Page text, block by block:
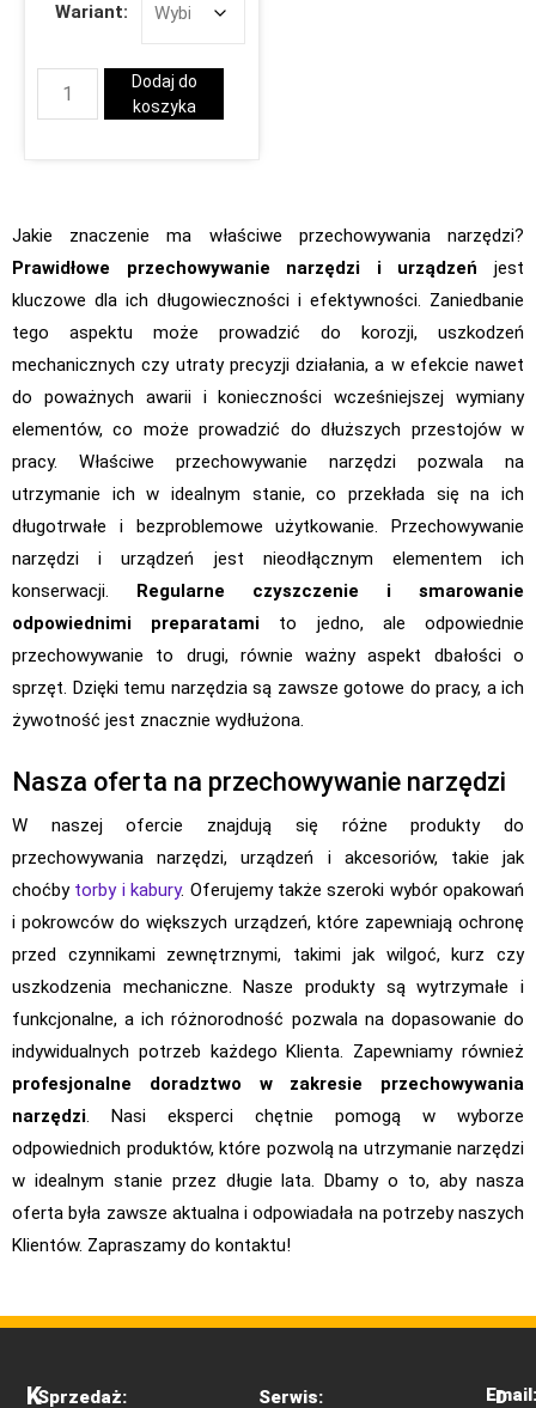
Wariant:
Dodaj do
koszyka
Jakie znaczenie ma właściwe przechowywania narzędzi?
Prawidłowe przechowywanie narzędzi i urządzeń jest
kluczowe dla ich długowieczności i efektywności. Zaniedbanie
tego aspektu może prowadzić do korozji, uszkodzeń
mechanicznych czy utraty precyzji działania, a w efekcie nawet
do poważnych awarii i konieczności wcześniejszej wymiany
elementów, co może prowadzić do dłuższych przestojów w
pracy. Właściwe przechowywanie narzędzi pozwala na
utrzymanie ich w idealnym stanie, co przekłada się na ich
długotrwałe i bezproblemowe użytkowanie. Przechowywanie
narzędzi i urządzeń jest nieodłącznym elementem ich
konserwacji. Regularne czyszczenie i smarowanie
odpowiednimi preparatami to jedno, ale odpowiednie
przechowywanie to drugi, równie ważny aspekt dbałości o
sprzęt. Dzięki temu narzędzia są zawsze gotowe do pracy, a ich
żywotność jest znacznie wydłużona.
Nasza oferta na przechowywanie narzędzi
W naszej ofercie znajdują się różne produkty do
przechowywania narzędzi, urządzeń i akcesoriów, takie jak
choćby torby i kabury. Oferujemy także szeroki wybór opakowań
i pokrowców do większych urządzeń, które zapewniają ochronę
przed czynnikami zewnętrznymi, takimi jak wilgoć, kurz czy
uszkodzenia mechaniczne. Nasze produkty są wytrzymałe i
funkcjonalne, a ich różnorodność pozwala na dopasowanie do
indywidualnych potrzeb każdego Klienta. Zapewniamy również
profesjonalne doradztwo w zakresie przechowywania
narzędzi. Nasi eksperci chętnie pomogą w wyborze
odpowiednich produktów, które pozwolą na utrzymanie narzędzi
w idealnym stanie przez długie lata. Dbamy o to, aby nasza
oferta była zawsze aktualna i odpowiadała na potrzeby naszych
Klientów. Zapraszamy do kontaktu!
KSprzedaż: Serwis: Email:
D